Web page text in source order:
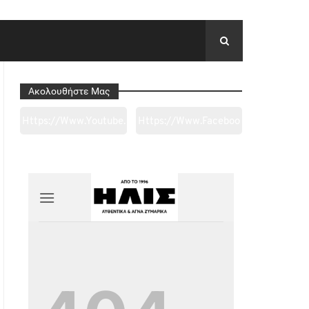
Ακολουθήστε Μας
2ge3sheyTkgpAkeBan
Ref=pages_you_mana